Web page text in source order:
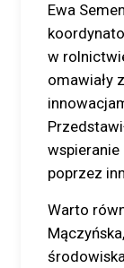
Ewa
w
omawiały
poprzez
Warto